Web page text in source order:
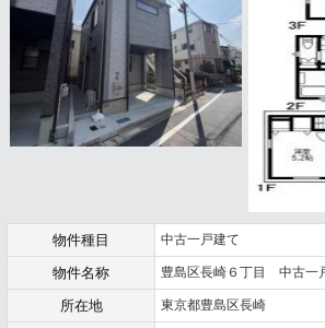
物件種目 中古一戸建て
物件名称 豊島区長崎６丁目 中古一
所在地 東京都豊島区長崎